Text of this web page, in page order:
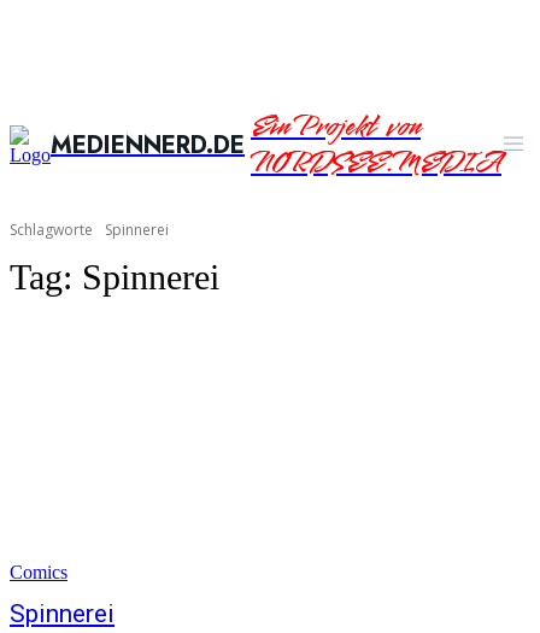
MEDIENNERD.DEEin Projekt von
NORDSEE.MEDIA
Schlagworte Spinnerei
Tag: Spinnerei
Comics
Spinnerei